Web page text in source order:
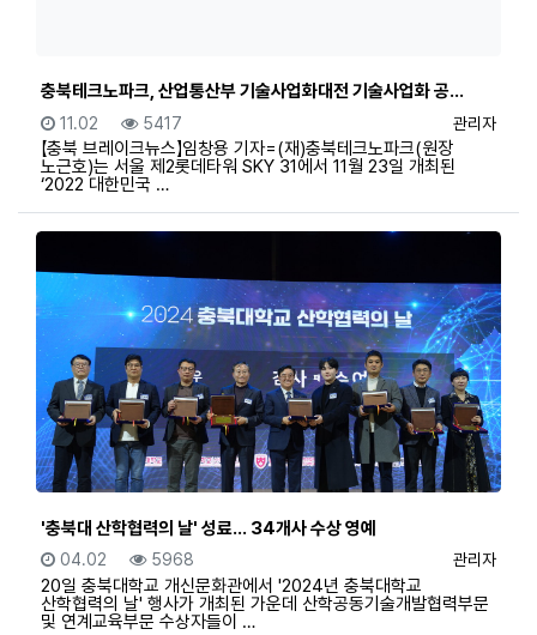
충북테크노파크, 산업통산부 기술사업화대전 기술사업화 공…
등록자
관리자
등록일
11.02 조회
5417
【충북 브레이크뉴스】임창용 기자=(재)충북테크노파크(원장
노근호)는 서울 제2롯데타워 SKY 31에서 11월 23일 개최된
‘2022 대한민국 …
'충북대 산학협력의 날' 성료… 34개사 수상 영예
등록자
관리자
등록일
04.02 조회
5968
20일 충북대학교 개신문화관에서 '2024년 충북대학교
산학협력의 날' 행사가 개최된 가운데 산학공동기술개발협력부문
및 연계교육부문 수상자들이 …